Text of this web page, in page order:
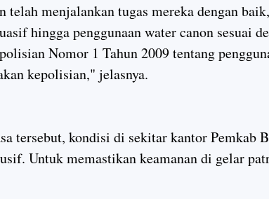
telah menjalankan tugas mereka dengan
hingga penggunaan water canon sesuai
Nomor 1 Tahun 2009 tentang
kepolisian," jelasnya.
tersebut, kondisi di sekitar kantor Pemkab
Untuk memastikan keamanan di gelar